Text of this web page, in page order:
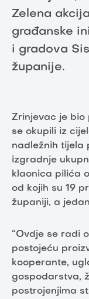
Zelena
građanske
i gradova
županije.
Zrinjevac je bio
se okupili iz
nadležnih tijela
izgradnje
klaonica pilića
od kojih su 19
županiji, a
“Ovdje se radi
postojeću
kooperante,
gospodarstva,
postrojenjima